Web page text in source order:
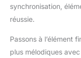
synchronisation,
réussie.
Passons à l’élément
plus mélodiques avec